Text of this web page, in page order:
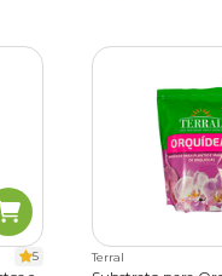
5 Terral